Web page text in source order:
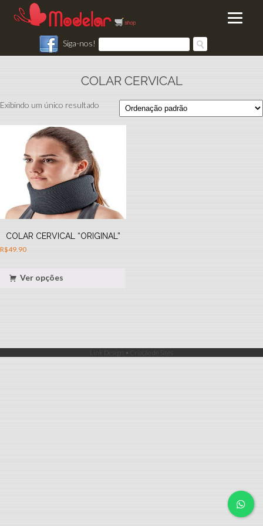
Siga-nos!
COLAR CERVICAL
Exibindo um único resultado
COLAR CERVICAL “ORIGINAL”
R$49.90
Ver opções
Link Design • Criação de Sites